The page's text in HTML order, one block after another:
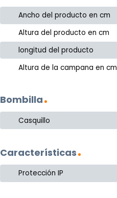
Ancho del producto en cm
Altura del producto en cm
longitud del producto
Altura de la campana en cm
Bombilla
Casquillo
Características
Protección IP